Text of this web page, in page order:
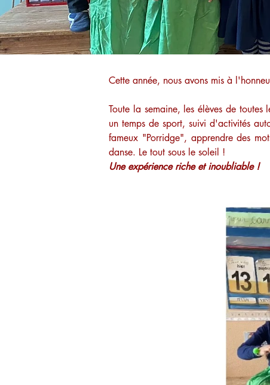
Cette année, nous avons mis à
Toute la semaine, les élèves de
un temps de sport, suivi d'activités
fameux "Porridge", apprendre des
danse. Le tout sous le soleil !
Une expérience riche et inoubliable !